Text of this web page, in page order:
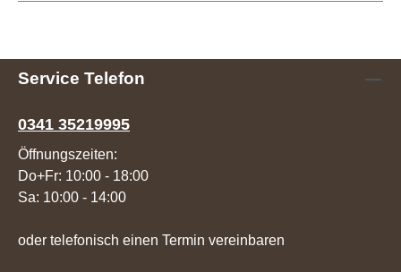
Service Telefon
0341 35219995
Öffnungszeiten:
Do+Fr: 10:00 - 18:00
Sa: 10:00 - 14:00
oder telefonisch einen Termin vereinbaren